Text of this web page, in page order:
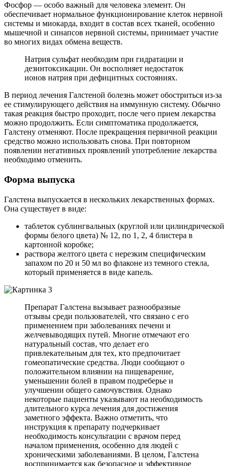
Фосфор — особо важный для человека элемент. Он
обеспечивает нормальное функционирование клеток нервной
системы и миокарда, входит в состав всех тканей, особенно
мышечной и синапсов нервной системы, принимает участие
во многих видах обмена веществ.
Натрия сульфат необходим при гидратации и
дезинтоксикации. Он восполняет недостаток
ионов натрия при дефицитных состояниях.
В период лечения Галстеной болезнь может обостриться из-за
ее стимулирующего действия на иммунную систему. Обычно
такая реакция быстро проходит, после чего прием лекарства
можно продолжить. Если симптоматика продолжается,
Галстену отменяют. После прекращения первичной реакции
средство можно использовать снова. При повторном
появлении негативных проявлений употребление лекарства
необходимо отменить.
Форма выпуска
Галстена выпускается в нескольких лекарственных формах.
Она существует в виде:
таблеток сублингвальных (круглой или цилиндрической
формы белого цвета) № 12, по 1, 2, 4 блистера в
картонной коробке;
раствора желтого цвета с нерезким специфическим
запахом по 20 и 50 мл во флаконе из темного стекла,
который применяется в виде капель.
Препарат Галстена вызывает разнообразные
отзывы среди пользователей, что связано с его
применением при заболеваниях печени и
желчевыводящих путей. Многие отмечают его
натуральный состав, что делает его
привлекательным для тех, кто предпочитает
гомеопатические средства. Люди сообщают о
положительном влиянии на пищеварение,
уменьшении болей в правом подреберье и
улучшении общего самочувствия. Однако
некоторые пациенты указывают на необходимость
длительного курса лечения для достижения
заметного эффекта. Важно отметить, что
инструкция к препарату подчеркивает
необходимость консультации с врачом перед
началом применения, особенно для людей с
хроническими заболеваниями. В целом, Галстена
воспринимается как безопасное и эффективное